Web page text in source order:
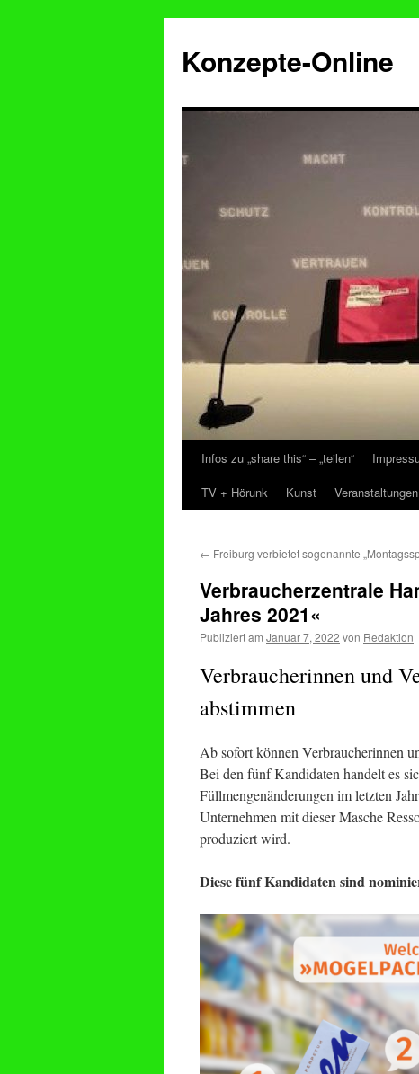
Konzepte-Online
Zum
Inhalt
Infos zu „share this“ – „teilen“
TV + Hörunk
Kunst Veranstaltungen
← Freiburg verbietet sogenannte
Verbraucherzentrale
Jahres 2021«
Publiziert am Januar 7, 2022 von Redaktion
Verbraucherinnen und
abstimmen
Ab sofort können Verbraucherinnen
Bei den fünf Kandidaten handelt es
Füllmengenänderungen im letzten
Unternehmen mit dieser Masche
produziert wird.
Diese fünf Kandidaten sind